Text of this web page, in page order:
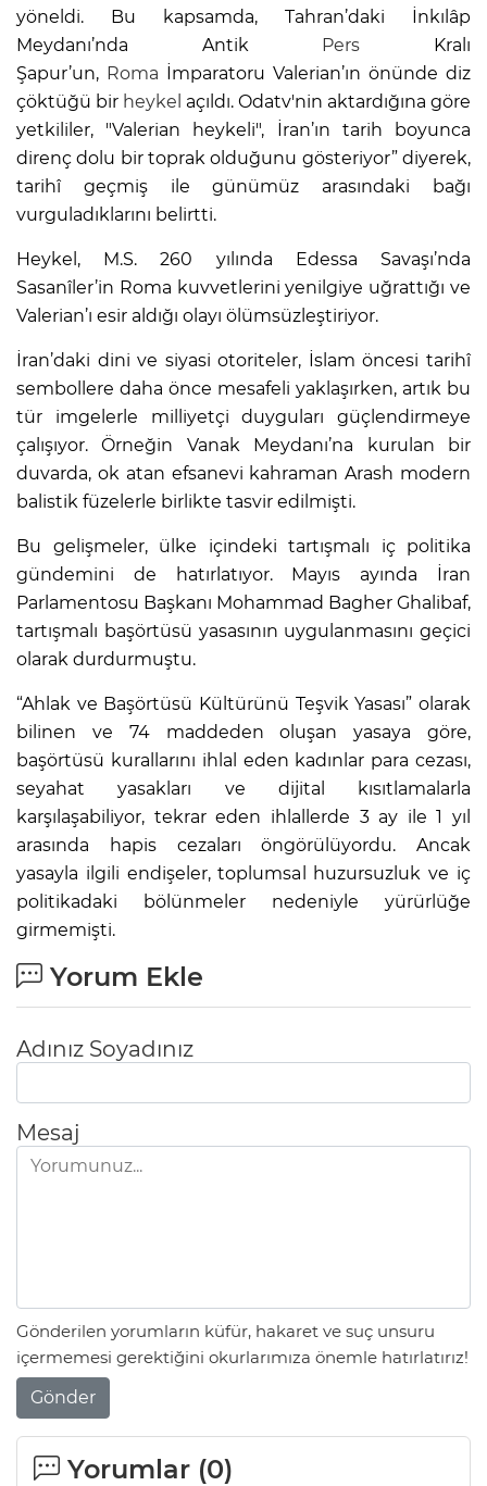
yöneldi. Bu kapsamda, Tahran’daki İnkılâp
Meydanı’nda Antik Pers Kralı
Şapur’un, Roma İmparatoru Valerian’ın önünde diz
çöktüğü bir heykel açıldı. Odatv'nin aktardığına göre
yetkililer, "Valerian heykeli", İran’ın tarih boyunca
direnç dolu bir toprak olduğunu gösteriyor” diyerek,
tarihî geçmiş ile günümüz arasındaki bağı
vurguladıklarını belirtti.
Heykel, M.S. 260 yılında Edessa Savaşı’nda
Sasanîler’in Roma kuvvetlerini yenilgiye uğrattığı ve
Valerian’ı esir aldığı olayı ölümsüzleştiriyor.
İran’daki dini ve siyasi otoriteler, İslam öncesi tarihî
sembollere daha önce mesafeli yaklaşırken, artık bu
tür imgelerle milliyetçi duyguları güçlendirmeye
çalışıyor. Örneğin Vanak Meydanı’na kurulan bir
duvarda, ok atan efsanevi kahraman Arash modern
balistik füzelerle birlikte tasvir edilmişti.
Bu gelişmeler, ülke içindeki tartışmalı iç politika
gündemini de hatırlatıyor. Mayıs ayında İran
Parlamentosu Başkanı Mohammad Bagher Ghalibaf,
tartışmalı başörtüsü yasasının uygulanmasını geçici
olarak durdurmuştu.
“Ahlak ve Başörtüsü Kültürünü Teşvik Yasası” olarak
bilinen ve 74 maddeden oluşan yasaya göre,
başörtüsü kurallarını ihlal eden kadınlar para cezası,
seyahat yasakları ve dijital kısıtlamalarla
karşılaşabiliyor, tekrar eden ihlallerde 3 ay ile 1 yıl
arasında hapis cezaları öngörülüyordu. Ancak
yasayla ilgili endişeler, toplumsal huzursuzluk ve iç
politikadaki bölünmeler nedeniyle yürürlüğe
girmemişti.
Yorum Ekle
Adınız Soyadınız
Mesaj
Gönderilen yorumların küfür, hakaret ve suç unsuru
içermemesi gerektiğini okurlarımıza önemle hatırlatırız!
Gönder
Yorumlar (0)